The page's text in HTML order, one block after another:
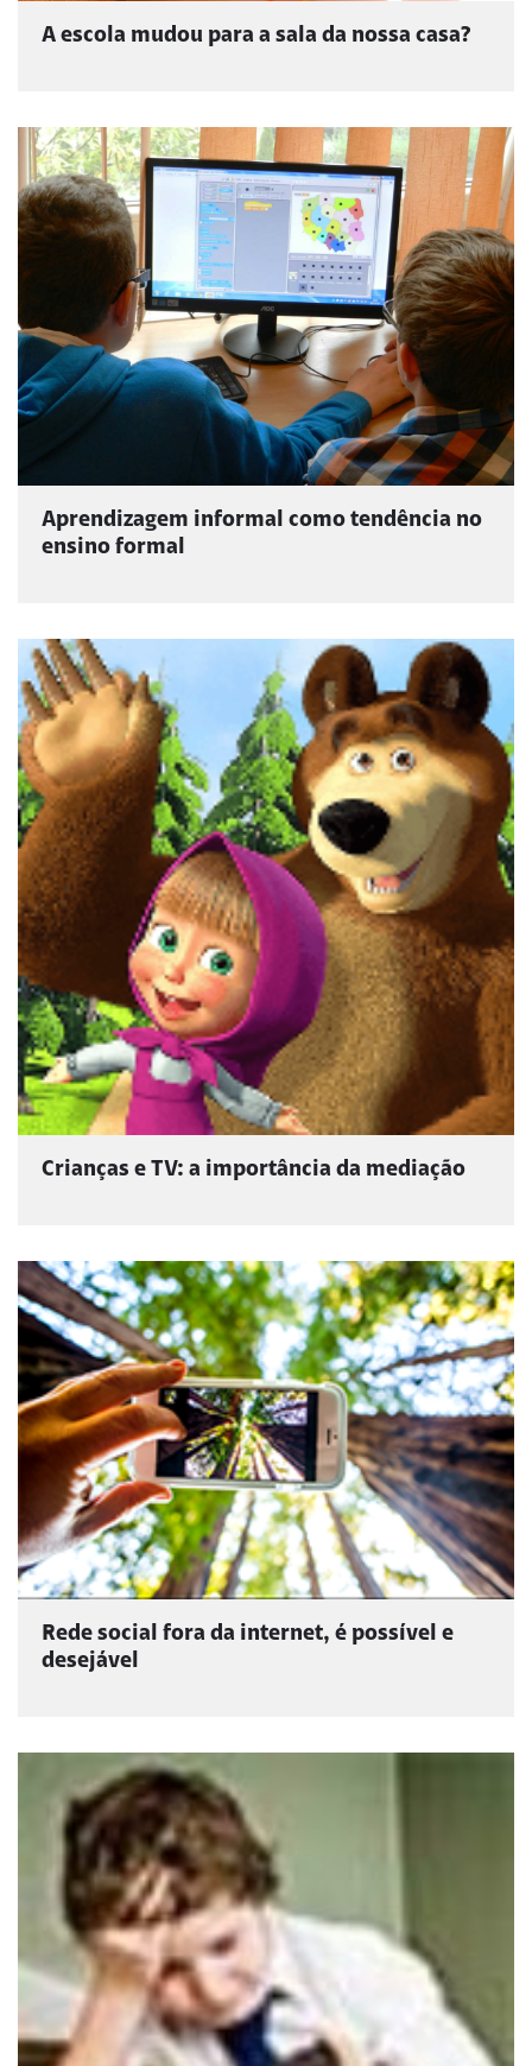
A escola mudou para a sala da nossa casa?
Aprendizagem informal como tendência no
ensino formal
Crianças e TV: a importância da mediação
Rede social fora da internet, é possível e
desejável